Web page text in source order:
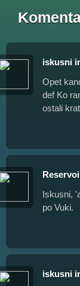
iskusni
Opet
def Ko
ostali
Iskusni,
po Vuki.
iskusni